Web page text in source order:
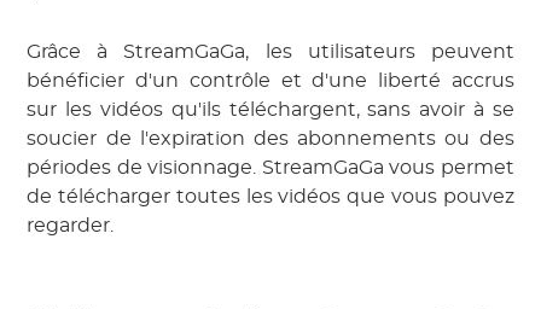
Grâce à StreamGaGa, les utilisateurs peuvent
bénéficier d'un contrôle et d'une liberté accrus
sur les vidéos qu'ils téléchargent, sans avoir à se
soucier de l'expiration des abonnements ou des
périodes de visionnage. StreamGaGa vous permet
de télécharger toutes les vidéos que vous pouvez
regarder.